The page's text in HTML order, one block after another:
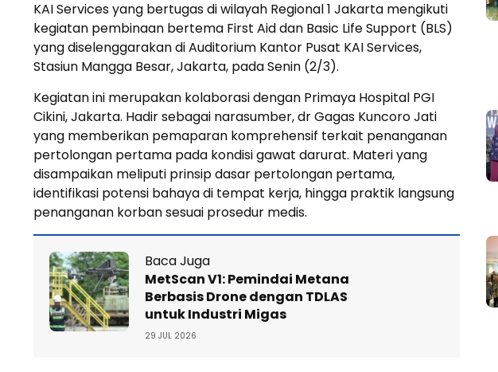
KAI Services yang bertugas di wilayah Regional 1 Jakarta mengikuti
kegiatan pembinaan bertema First Aid dan Basic Life Support (BLS)
yang diselenggarakan di Auditorium Kantor Pusat KAI Services,
Stasiun Mangga Besar, Jakarta, pada Senin (2/3).
Kegiatan ini merupakan kolaborasi dengan Primaya Hospital PGI
Cikini, Jakarta. Hadir sebagai narasumber, dr Gagas Kuncoro Jati
yang memberikan pemaparan komprehensif terkait penanganan
pertolongan pertama pada kondisi gawat darurat. Materi yang
disampaikan meliputi prinsip dasar pertolongan pertama,
identifikasi potensi bahaya di tempat kerja, hingga praktik langsung
penanganan korban sesuai prosedur medis.
Baca Juga
MetScan V1: Pemindai Metana
Berbasis Drone dengan TDLAS
untuk Industri Migas
29 JUL 2026